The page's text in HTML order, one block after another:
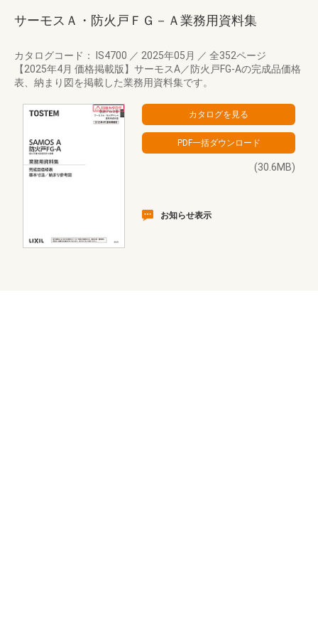
サーモスＡ・防火戸ＦＧ－Ａ業務用資料集
カタログコード： IS4700 ／ 2025年05月 ／ 全352ページ
【2025年4月 価格掲載版】サーモスA／防火戸FG-Aの完成品価格
表、納まり図を掲載した業務用資料集です。
(30.6MB)
お知らせ表示